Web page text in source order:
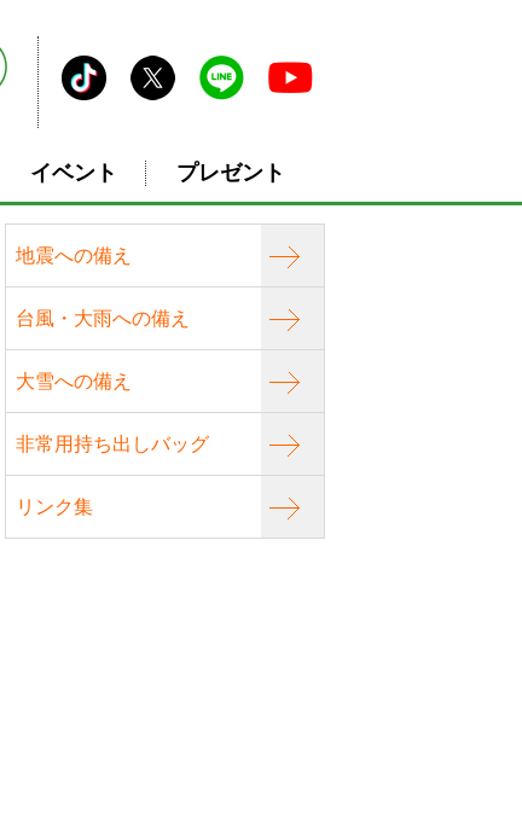
イベント プレゼント
地震への備え
台風・大雨への備え
大雪への備え
非常用持ち出しバッグ
リンク集